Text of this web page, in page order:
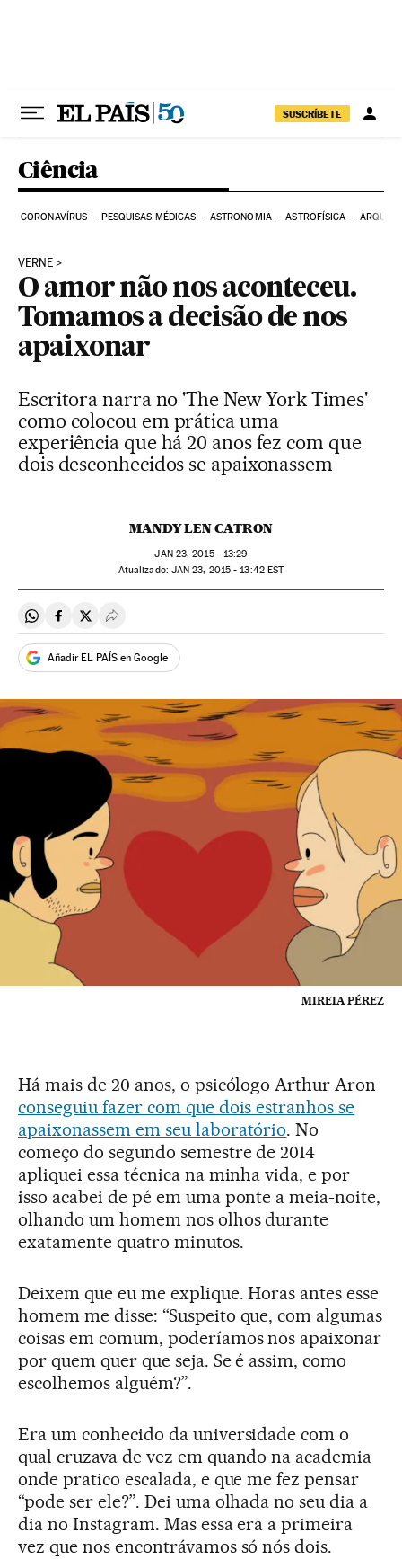
SUSCRÍBETE
Ciência
CORONAVÍRUS PESQUISAS MÉDICAS ASTRONOMIA ASTROFÍSICA
VERNE
O amor não nos aconteceu.
Tomamos a decisão de nos
apaixonar
Escritora narra no 'The New York Times'
como colocou em prática uma
experiência que há 20 anos fez com que
dois desconhecidos se apaixonassem
MANDY LEN CATRON
JAN23, 2015 - 13:29
atualizado: JAN 23, 2015 - 13:42EST
Compartir en Whatsapp
Compartir en Facebook
Compartir en Twitter
Desplegar Redes Sociales
Añadir EL PAÍS en Google
MIREIA PÉREZ
Há mais de 20 anos, o psicólogo Arthur Aron
conseguiu fazer com que dois estranhos se
apaixonassem em seu laboratório. No
começo do segundo semestre de 2014
apliquei essa técnica na minha vida, e por
isso acabei de pé em uma ponte a meia-noite,
olhando um homem nos olhos durante
exatamente quatro minutos.
Deixem que eu me explique. Horas antes esse
homem me disse: “Suspeito que, com algumas
coisas em comum, poderíamos nos apaixonar
por quem quer que seja. Se é assim, como
escolhemos alguém?”.
Era um conhecido da universidade com o
qual cruzava de vez em quando na academia
onde pratico escalada, e que me fez pensar
“pode ser ele?”. Dei uma olhada no seu dia a
dia no Instagram. Mas essa era a primeira
vez que nos encontrávamos só nós dois.